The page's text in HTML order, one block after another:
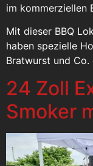
im kommerziellen
Mit dieser BBQ
haben spezielle
Bratwurst und Co.
24 Zoll
Smoker